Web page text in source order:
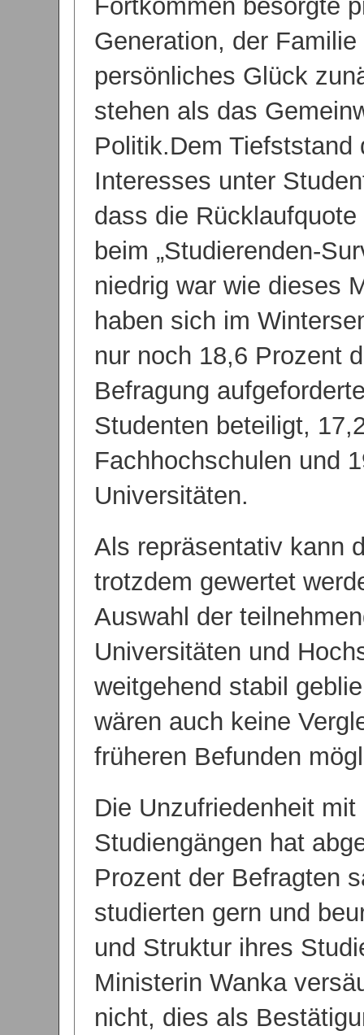
Fortkommen besorgte
Generation, der Familie
persönliches Glück
stehen als das
Politik.Dem Tiefststand
Interesses unter
dass die
beim „Studierenden-
niedrig war wie dieses
haben sich im
nur noch 18,6 Prozent
Befragung
Studenten beteiligt,
Fachhochschulen und
Universitäten.
Als repräsentativ kann
trotzdem gewertet
Auswahl der
Universitäten und
weitgehend stabil
wären auch keine
früheren Befunden
Die Unzufriedenheit
Studiengängen hat
Prozent der Befragten
studierten gern und
und Struktur ihres
Ministerin Wanka
nicht, dies als